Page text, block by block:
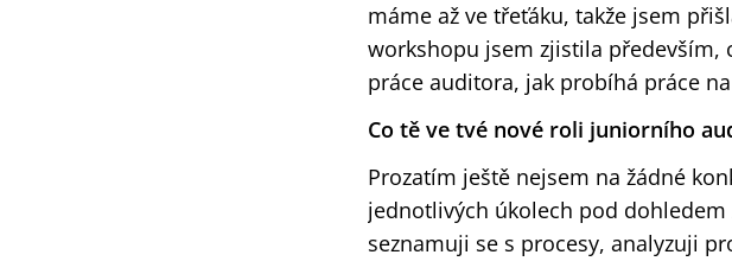
máme až ve třeťáku, takže jsem
workshopu jsem zjistila především,
práce auditora, jak probíhá práce
Co tě ve tvé nové roli juniorního
Prozatím ještě nejsem na žádné
jednotlivých úkolech pod
seznamuji se s procesy, analyzuji